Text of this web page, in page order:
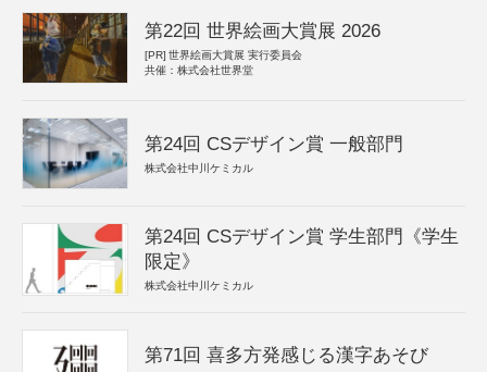
第22回 世界絵画大賞展 2026
[PR] 世界絵画大賞展 実行委員会
共催：株式会社世界堂
第24回 CSデザイン賞 一般部門
株式会社中川ケミカル
第24回 CSデザイン賞 学生部門《学生
限定》
株式会社中川ケミカル
第71回 喜多方発感じる漢字あそび